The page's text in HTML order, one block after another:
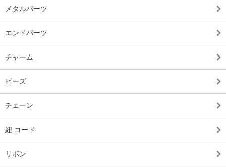
メタルパーツ
エンドパーツ
チャーム
ビーズ
チェーン
紐 コード
リボン